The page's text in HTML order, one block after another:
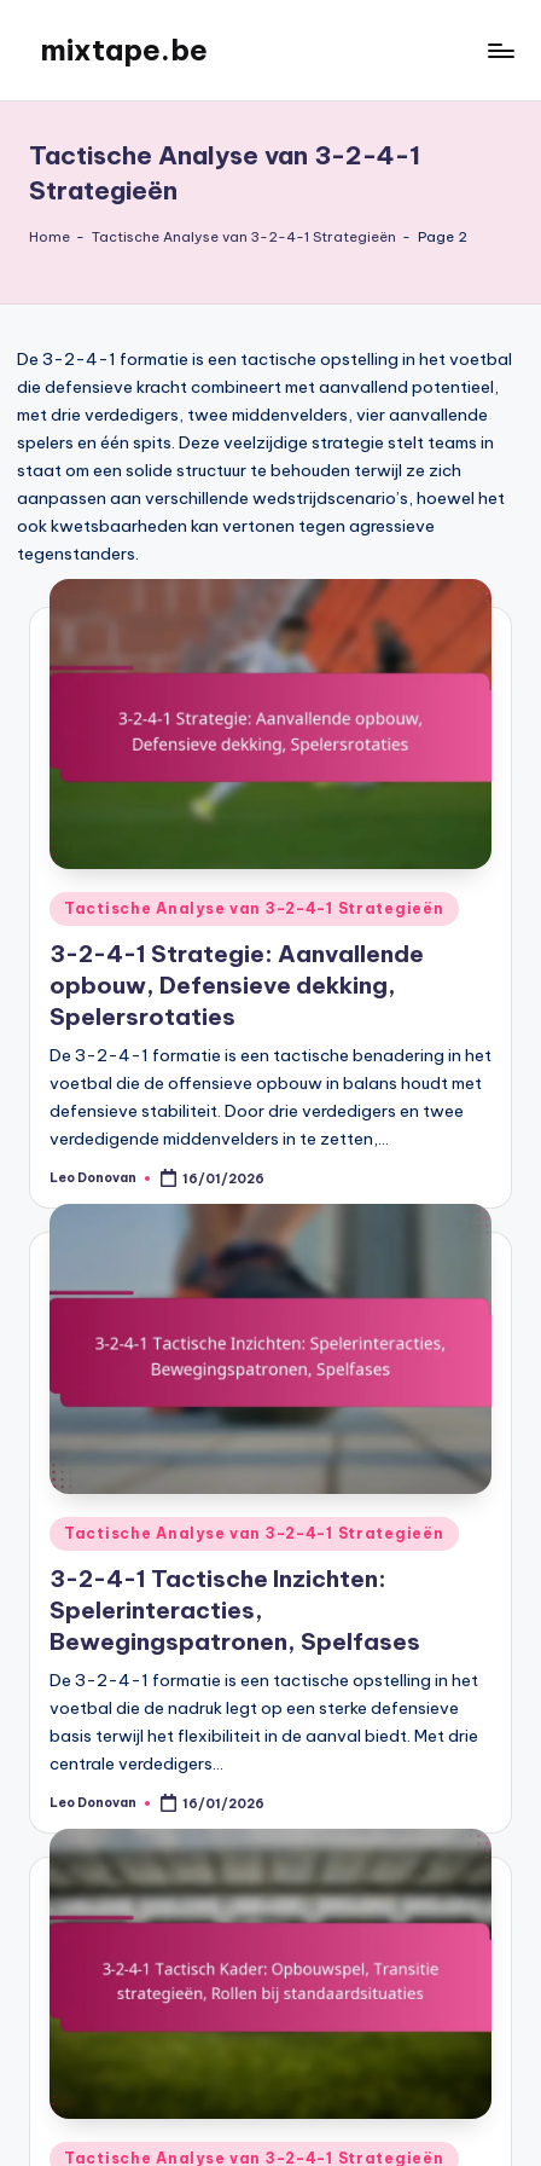
content
mixtape.be
Tactische Analyse van 3-2-4-1
Strategieën
Home - Tactische Analyse van 3-2-4-1 Strategieën - Page 2
De 3-2-4-1 formatie is een tactische opstelling in het voetbal
die defensieve kracht combineert met aanvallend potentieel,
met drie verdedigers, twee middenvelders, vier aanvallende
spelers en één spits. Deze veelzijdige strategie stelt teams in
staat om een solide structuur te behouden terwijl ze zich
aanpassen aan verschillende wedstrijdscenario’s, hoewel het
ook kwetsbaarheden kan vertonen tegen agressieve
tegenstanders.
Posted
in
Tactische Analyse van 3-2-4-1 Strategieën
3-2-4-1 Strategie: Aanvallende
opbouw, Defensieve dekking,
Spelersrotaties
De 3-2-4-1 formatie is een tactische benadering in het
voetbal die de offensieve opbouw in balans houdt met
defensieve stabiliteit. Door drie verdedigers en twee
verdedigende middenvelders in te zetten,…
Posted
Leo Donovan 16/01/2026
Posted
in
Tactische Analyse van 3-2-4-1 Strategieën
3-2-4-1 Tactische Inzichten:
Spelerinteracties,
Bewegingspatronen, Spelfases
De 3-2-4-1 formatie is een tactische opstelling in het
voetbal die de nadruk legt op een sterke defensieve
basis terwijl het flexibiliteit in de aanval biedt. Met drie
centrale verdedigers…
Posted
Leo Donovan 16/01/2026
Posted
Tactische Analyse van 3-2-4-1 Strategieën